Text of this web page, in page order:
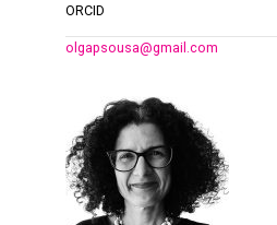
ORCID
olgapsousa@gmail.com